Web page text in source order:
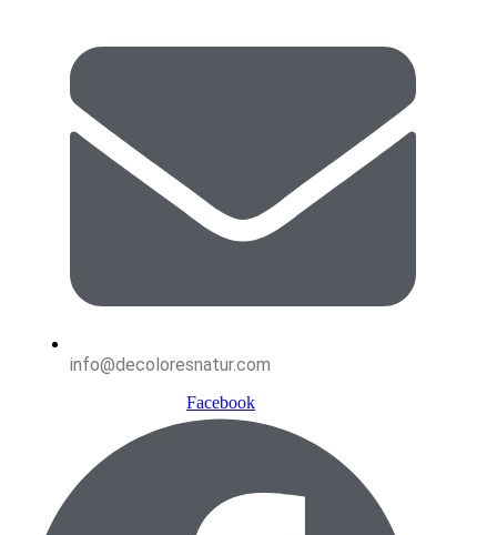
info@decoloresnatur.com
Facebook